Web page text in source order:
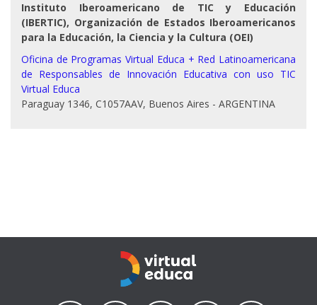
Instituto Iberoamericano de TIC y Educación
(IBERTIC), Organización de Estados Iberoamericanos
para la Educación, la Ciencia y la Cultura (OEI)
Oficina de Programas Virtual Educa + Red Latinoamericana
de Responsables de Innovación Educativa con uso TIC
Virtual Educa
Paraguay 1346, C1057AAV, Buenos Aires - ARGENTINA